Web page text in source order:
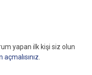
yapan ilk kişi siz olun